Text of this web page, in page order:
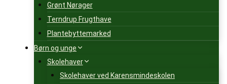
Grønt Nørager
Terndrup Frugthave
Plantebyttemarked
Børn og unge
Skolehaver
Skolehaver ved Karensmindeskolen